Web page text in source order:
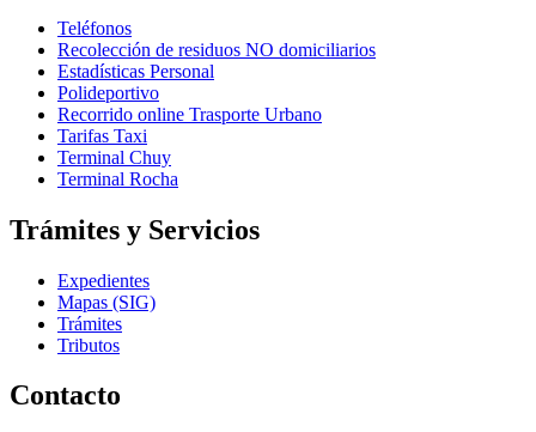
Teléfonos
Recolección de residuos NO domiciliarios
Estadísticas Personal
Polideportivo
Recorrido online Trasporte Urbano
Tarifas Taxi
Terminal Chuy
Terminal Rocha
Trámites y Servicios
Expedientes
Mapas (SIG)
Trámites
Tributos
Contacto